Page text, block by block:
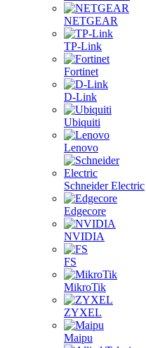
NETGEAR
TP-Link
Fortinet
D-Link
Ubiquiti
Lenovo
Schneider Electric
Edgecore
NVIDIA
FS
MikroTik
ZYXEL
Maipu